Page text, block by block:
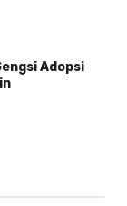
Adopsi